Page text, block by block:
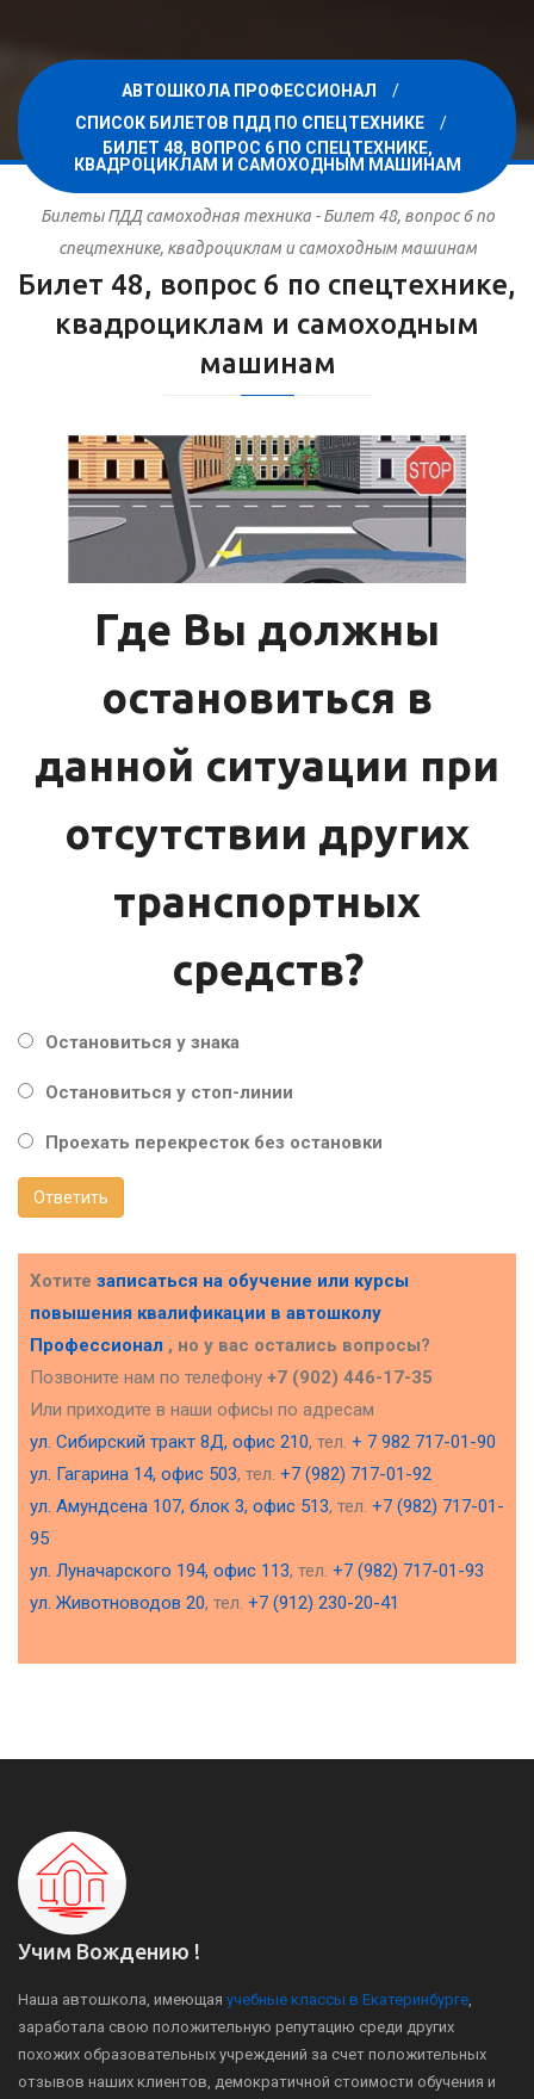
АВТОШКОЛА ПРОФЕССИОНАЛ
СПИСОК БИЛЕТОВ ПДД ПО СПЕЦТЕХНИКЕ
БИЛЕТ 48, ВОПРОС 6 ПО СПЕЦТЕХНИКЕ,
КВАДРОЦИКЛАМ И САМОХОДНЫМ МАШИНАМ
Билеты ПДД самоходная техника - Билет 48, вопрос 6 по
спецтехнике, квадроциклам и самоходным машинам
Билет 48, вопрос 6 по спецтехнике,
квадроциклам и самоходным
машинам
Где Вы должны
остановиться в
данной ситуации при
отсутствии других
транспортных
средств?
Остановиться у знака
Остановиться у стоп-линии
Проехать перекресток без остановки
Ответить
Хотите записаться на обучение или курсы
повышения квалификации в автошколу
Профессионал , но у вас остались вопросы?
Позвоните нам по телефону +7 (902) 446-17-35
Или приходите в наши офисы по адресам
ул. Сибирский тракт 8Д, офис 210, тел. + 7 982 717-01-90
ул. Гагарина 14, офис 503, тел. +7 (982) 717-01-92
ул. Амундсена 107, блок 3, офис 513, тел. +7 (982) 717-01-
95
ул. Луначарского 194, офис 113, тел. +7 (982) 717-01-93
ул. Животноводов 20, тел. +7 (912) 230-20-41
Учим Вождению !
Наша автошкола, имеющая учебные классы в Екатеринбурге
заработала свою положительную репутацию среди других
похожих образовательных учреждений за счет положительных
отзывов наших клиентов, демократичной стоимости обучения и